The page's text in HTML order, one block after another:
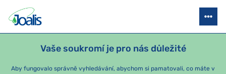
Vaše soukromí je pro nás důležité
Aby fungovalo správně vyhledávání, abychom si pamatovali, co máte v
JOALIS AKADEMIE STAŇTE SE PORADCEM SEMINÁŘE